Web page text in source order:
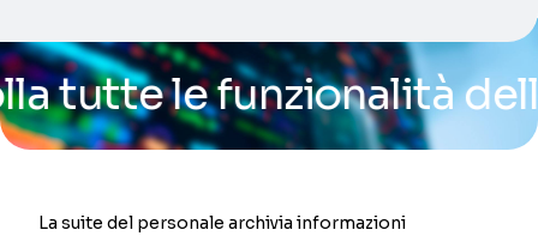
le funzionalità della
La suite del personale archivia informazioni